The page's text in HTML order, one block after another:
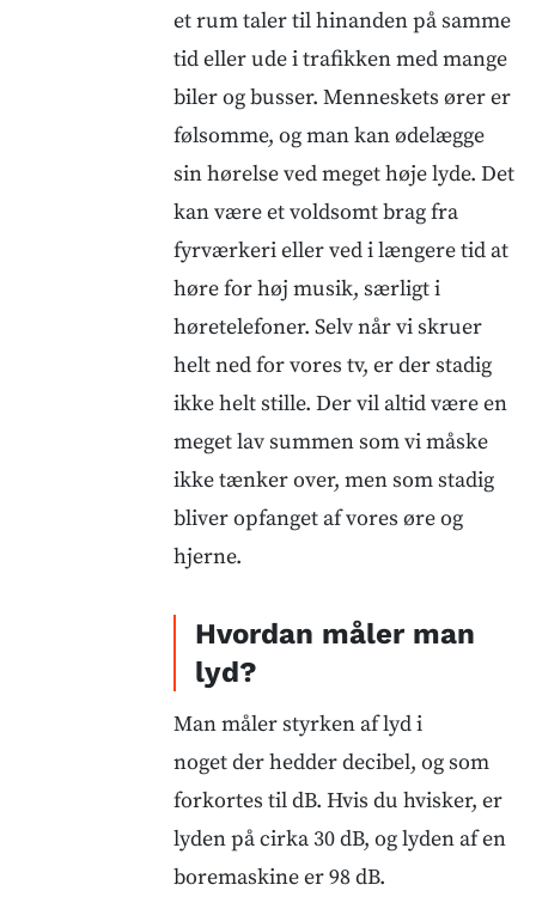
et rum taler til hinanden på samme
tid eller ude i trafikken med mange
biler og busser. Menneskets ører er
følsomme, og man kan ødelægge
sin hørelse ved meget høje lyde. Det
kan være et voldsomt brag fra
fyrværkeri eller ved i længere tid at
høre for høj musik, særligt i
høretelefoner. Selv når vi skruer
helt ned for vores tv, er der stadig
ikke helt stille. Der vil altid være en
meget lav summen som vi måske
ikke tænker over, men som stadig
bliver opfanget af vores øre og
hjerne.
Hvordan måler man
lyd?
Man måler styrken af lyd i
noget der hedder decibel, og som
forkortes til dB. Hvis du hvisker, er
lyden på cirka 30 dB, og lyden af en
boremaskine er 98 dB.